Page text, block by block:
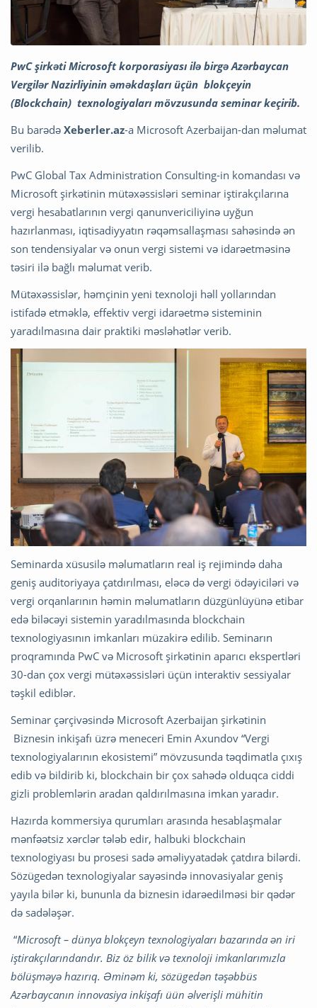
PwC şirkəti Microsoft korporasiyası ilə birgə Azərbaycan
Vergilər Nazirliyinin əməkdaşları üçün blokçeyin
(Blockchain) texnologiyaları mövzusunda seminar keçirib.
Bu barədə Xeberler.az-a Microsoft Azerbaijan-dan məlumat
verilib.
PwC Global Tax Administration Consulting-in komandası və
Microsoft şirkətinin mütəxəssisləri seminar iştirakçılarına
vergi hesabatlarının vergi qanunvericiliyinə uyğun
hazırlanması, iqtisadiyyatın rəqəmsallaşması sahəsində ən
son tendensiyalar və onun vergi sistemi və idarəetməsinə
təsiri ilə bağlı məlumat verib.
Mütəxəssislər, həmçinin yeni texnoloji həll yollarından
istifadə etməklə, effektiv vergi idarəetmə sisteminin
yaradılmasına dair praktiki məsləhətlər verib.
Seminarda xüsusilə məlumatların real iş rejimində daha
geniş auditoriyaya çatdırılması, eləcə də vergi ödəyiciləri və
vergi orqanlarının həmin məlumatların düzgünlüyünə etibar
edə biləcəyi sistemin yaradılmasında blockchain
texnologiyasının imkanları müzakirə edilib. Seminarın
proqramında PwC və Microsoft şirkətinin aparıcı ekspertləri
30-dan çox vergi mütəxəssisləri üçün interaktiv sessiyalar
təşkil ediblər.
Seminar çərçivəsində Microsoft Azerbaijan şirkətinin
Biznesin inkişafı üzrə meneceri Emin Axundov “Vergi
texnologiyalarının ekosistemi” mövzusunda təqdimatla çıxış
edib və bildirib ki, blockchain bir çox sahədə olduqca ciddi
gizli problemlərin aradan qaldırılmasına imkan yaradır.
Hazırda kommersiya qurumları arasında hesablaşmalar
mənfəətsiz xərclər tələb edir, halbuki blockchain
texnologiyası bu prosesi sadə əməliyyatadək çatdıra bilərdi.
Sözügedən texnologiyalar sayəsində innovasiyalar geniş
yayıla bilər ki, bununla da biznesin idarəedilməsi bir qədər
də sadələşər.
“Microsoft – dünya blokçeyn texnologiyaları bazarında ən iri
iştirakçılarındandır. Biz öz bilik və texnoloji imkanlarımızla
bölüşməyə hazırıq. Əminəm ki, sözügedən təşəbbüs
Azərbaycanın innovasiya inkişafı üün əlverişli mühitin